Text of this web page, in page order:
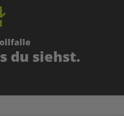
du siehst.